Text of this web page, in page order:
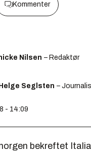
Kommenter
Nilsen – Redaktør
Seglsten –
- 14:09
bekreftet